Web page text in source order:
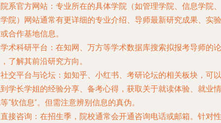
院系官方网站 ：专业所在的具体学院（如管理学院、信息学院、
院）网站通常有更详细的专业介绍、导师最新研究成果、实验
合作基地信息。
学术科研平台 ：在知网、万方等学术数据库搜索拟报考导师的论
了解其前沿研究方向。
社交平台与论坛 ：如知乎、小红书、考研论坛的相关板块，可以
学长学姐的经验分享、备考心得，获取关于就读体验、就业情
“软信息”。但需注意辨别信息的真伪。
直接咨询 ：在招生季，院校通常会开通咨询电话或邮箱。针对性